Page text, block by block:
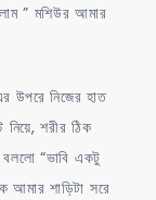
” মশিউর আমার
উপরে নিজের হাত
নিয়ে, শরীর ঠিক
“ভাবি একটু
আমার শাড়িটা সরে